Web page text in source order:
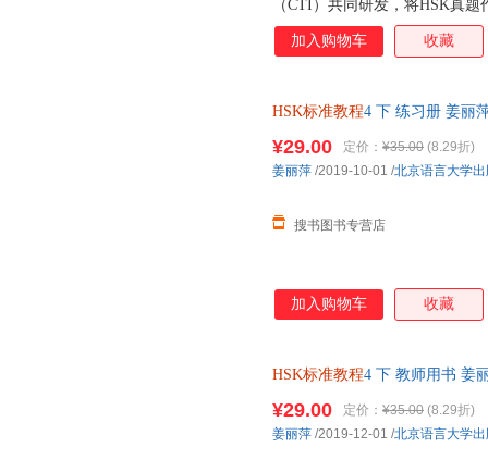
（CTI）共同研发，将HSK真
悉的话题、科学严谨的课程设
的全方位对接，是一套充分体
加入购物车 收藏
HSK标准教程4 下 练习册 姜丽
¥29.00 定价： ¥35.00 (8.29折)
搜书图书专营店
姜丽萍 /2019-10-01 /北京语言大学
加入购物车 收藏
HSK标准教程4 下 教师用书 姜
¥29.00 定价： ¥35.00 (8.29折)
姜丽萍 /2019-12-01 /北京语言大学